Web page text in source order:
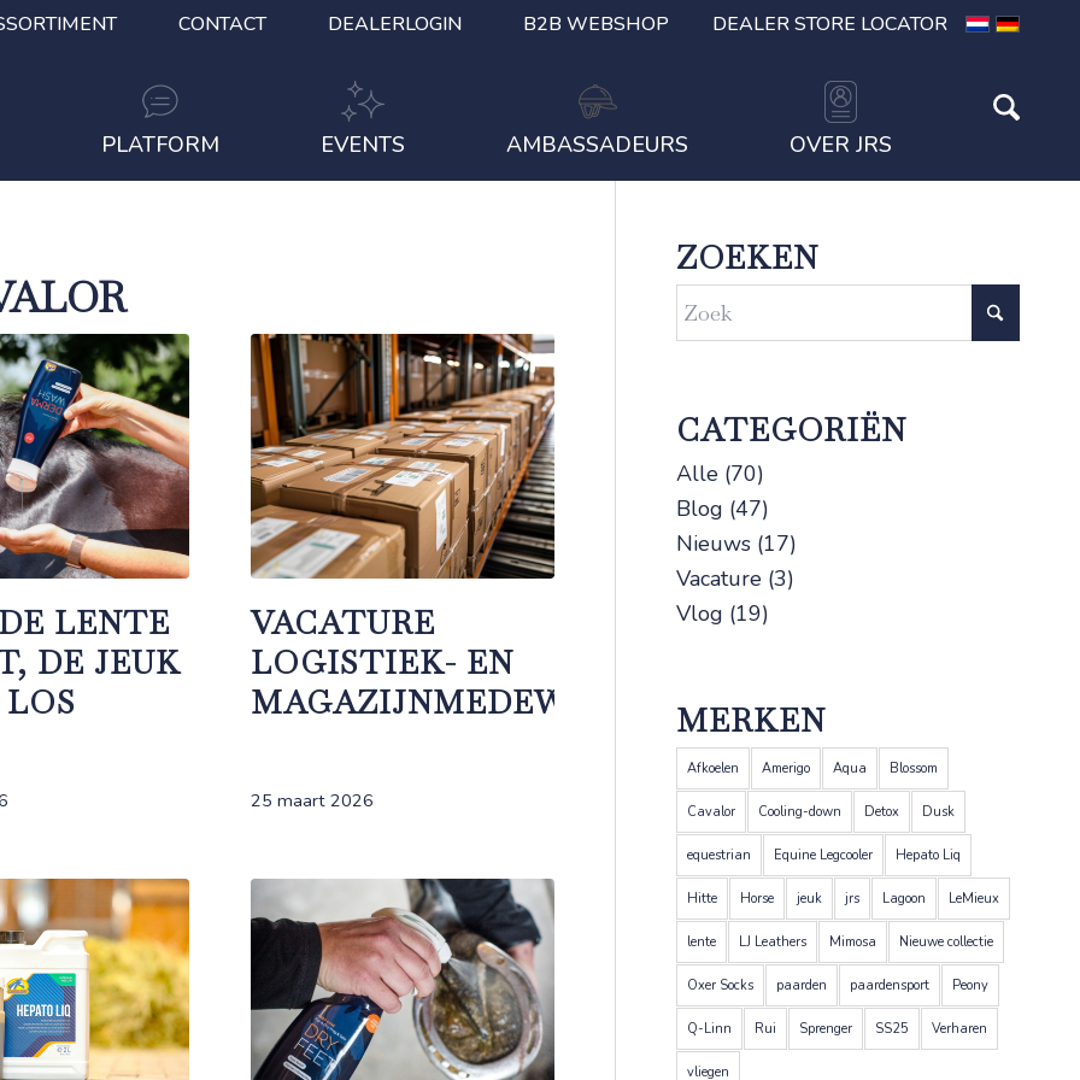
CONTACT DEALERLOGIN B2B WEBSHOP DEALER STORE LOCATOR
PLATFORM EVENTS AMBASSADEURS OVER JRS
LENTE
DE JEUK
VACATURE
LOGISTIEK- EN
MAGAZIJNMEDEWERKER
25 maart 2026
ZOEKEN
CATEGORIËN
Alle (70)
Blog (47)
Nieuws (17)
Vacature (3)
Vlog (19)
MERKEN
Afkoelen Amerigo Aqua Blossom
Cavalor Cooling-down Detox Dusk
equestrian Equine Legcooler Hepato Liq
Hitte Horse jeuk jrs Lagoon LeMieux
lente LJ Leathers Mimosa Nieuwe collectie
Oxer Socks paarden paardensport Peony
Q-Linn Rui Sprenger SS25 Verharen
vliegen